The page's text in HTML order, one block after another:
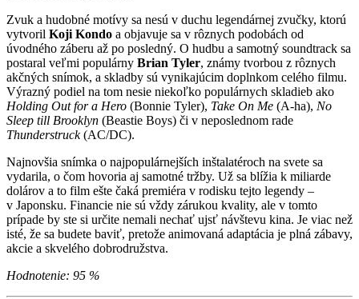
Zvuk a hudobné motívy sa nesú v duchu legendárnej zvučky, ktorú
vytvoril Koji Kondo a objavuje sa v rôznych podobách od
úvodného záberu až po posledný. O hudbu a samotný soundtrack sa
postaral veľmi populárny Brian Tyler, známy tvorbou z rôznych
akčných snímok, a skladby sú vynikajúcim doplnkom celého filmu.
Výrazný podiel na tom nesie niekoľko populárnych skladieb ako
Holding Out for a Hero (Bonnie Tyler), Take On Me (A-ha), No
Sleep till Brooklyn (Beastie Boys) či v neposlednom rade
Thunderstruck(AC/DC).
Najnovšia snímka o najpopulárnejších inštalatéroch na svete sa
vydarila, o čom hovoria aj samotné tržby. Už sa blížia k miliarde
dolárov a to film ešte čaká premiéra v rodisku tejto legendy –
v Japonsku. Financie nie sú vždy zárukou kvality, ale v tomto
prípade by ste si určite nemali nechať ujsť návštevu kina. Je viac než
isté, že sa budete baviť, pretože animovaná adaptácia je plná zábavy,
akcie a skvelého dobrodružstva.
Hodnotenie: 95 %